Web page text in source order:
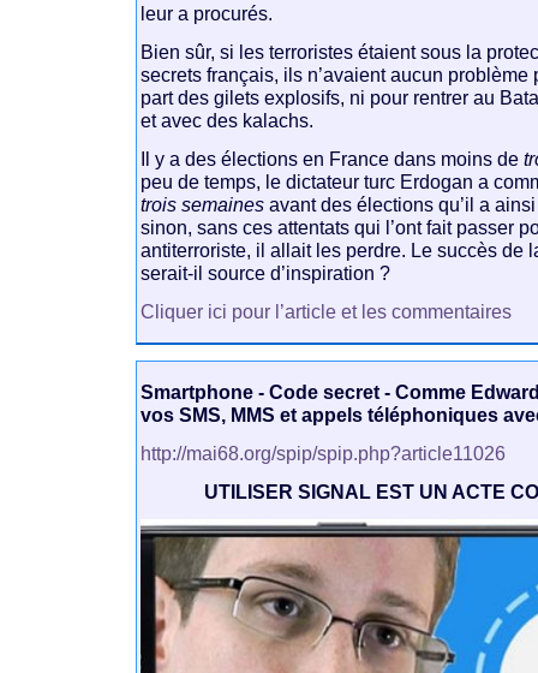
leur a procurés.
Bien sûr, si les terroristes étaient sous la
secrets français, ils n’avaient aucun problème
part des gilets explosifs, ni pour rentrer au
et avec des kalachs.
Il y a des élections en France dans moins de
peu de temps, le dictateur turc Erdogan a
trois semaines avant des élections qu’il a
sinon, sans ces attentats qui l’ont fait passer
antiterroriste, il allait les perdre. Le succès de
serait-il source d’inspiration ?
Cliquer ici pour l’article et les commentaires
Smartphone - Code secret - Comme
vos SMS, MMS et appels téléphoniques
http://mai68.org/spip/spip.php?article11026
UTILISER SIGNAL EST UN ACTE